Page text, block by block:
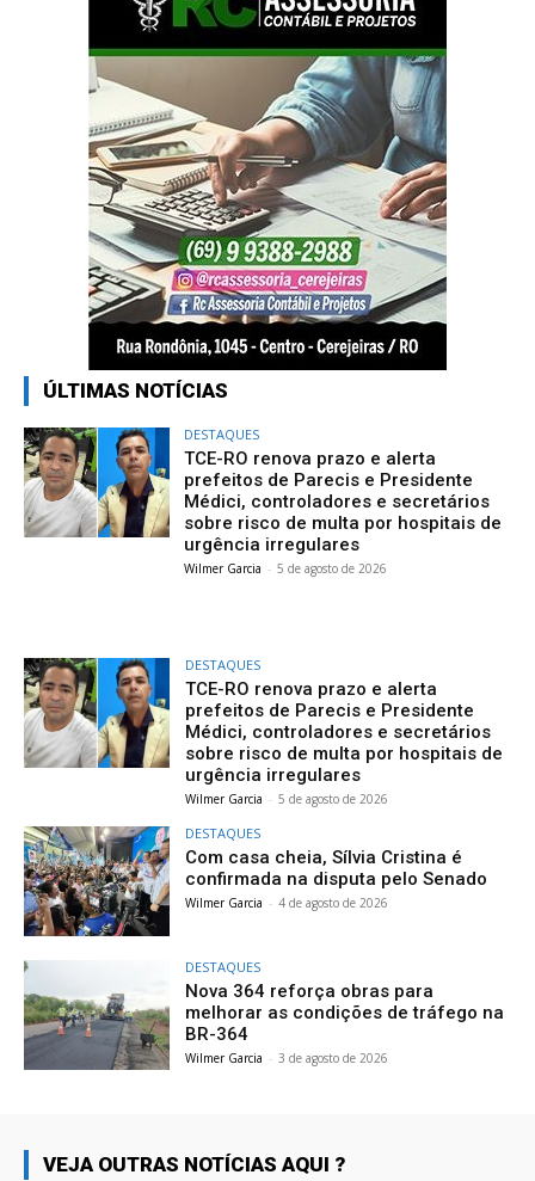
ÚLTIMAS NOTÍCIAS
DESTAQUES
TCE-RO renova prazo e alerta
prefeitos de Parecis e Presidente
Médici, controladores e secretários
sobre risco de multa por hospitais de
urgência irregulares
Wilmer Garcia - 5 de agosto de 2026
DESTAQUES
TCE-RO renova prazo e alerta
prefeitos de Parecis e Presidente
Médici, controladores e secretários
sobre risco de multa por hospitais de
urgência irregulares
Wilmer Garcia - 5 de agosto de 2026
DESTAQUES
Com casa cheia, Sílvia Cristina é
confirmada na disputa pelo Senado
Wilmer Garcia - 4 de agosto de 2026
DESTAQUES
Nova 364 reforça obras para
melhorar as condições de tráfego na
BR-364
Wilmer Garcia - 3 de agosto de 2026
VEJA OUTRAS NOTÍCIAS AQUI ?